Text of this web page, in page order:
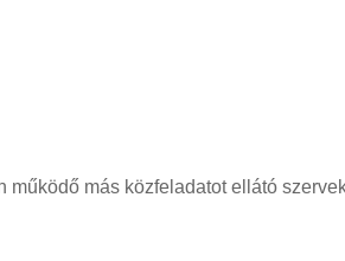
más közfeladatot ellátó